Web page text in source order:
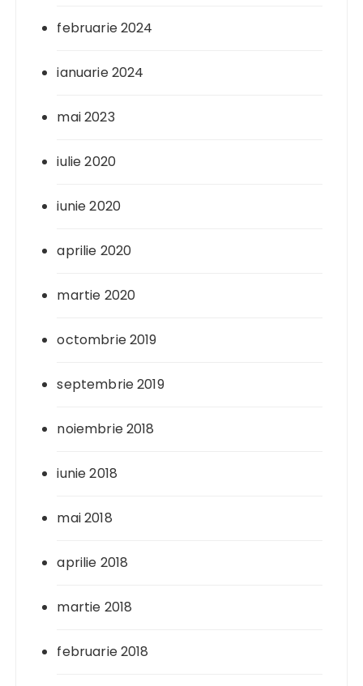
februarie 2024
ianuarie 2024
mai 2023
iulie 2020
iunie 2020
aprilie 2020
martie 2020
octombrie 2019
septembrie 2019
noiembrie 2018
iunie 2018
mai 2018
aprilie 2018
martie 2018
februarie 2018